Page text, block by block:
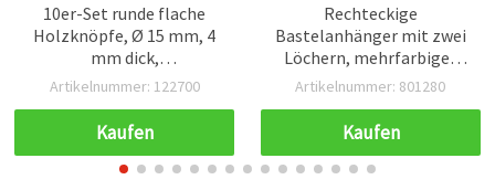
10er-Set runde flache
Holzknöpfe, Ø 15 mm, 4
mm dick,
Lochdurchmesser 1,5 mm,
Nähen, Dekorieren,
Scrapbooking & DIY-
Basteln
Artikelnummer: 122700
Kaufen
Rechteckige
Bastelanhänger mit zwei
Löchern, mehrfarbiges
Tribal‑Geometrie‑Print,
Scrapbooking,
Geschenkanhänger,
Schmuckverbinder (2
Artikelnummer: 801280
Kaufen